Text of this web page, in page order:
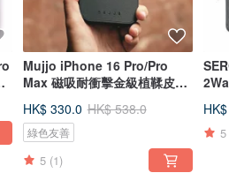
有的帥氣，有的氣質，有的破舊，當然也有
擔，有責任，也有希望。
有，太好了，請加油；如果還沒找到，別管別
一天，帶著你的包包往夢想前進。CARRY
Mujjo iPhone 16 Pro/Pro
Max 磁吸耐衝擊金級植鞣皮革
HK$ 330.0 HK$ 538.0
綠色友善
5 (1)
5